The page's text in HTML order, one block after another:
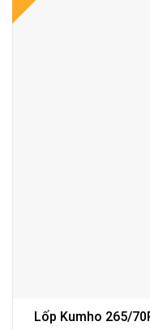
Lốp Kumho 265/